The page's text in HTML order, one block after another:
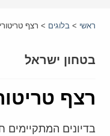
ראשי > בלוגים > רצף
בטחון ישראל
רצף
בדיונים